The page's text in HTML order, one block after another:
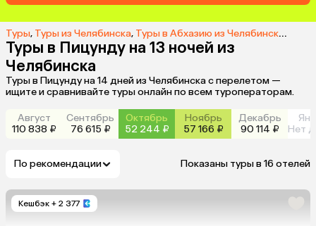
Туры, Туры из Челябинска, Туры в Абхазию из Челябинска ,
Туры в Пицунду на 13 ночей из
Челябинска
Туры в Пицунду на 14 дней из Челябинска с перелетом —
ищите и сравнивайте туры онлайн по всем туроператорам.
Август
110 838 ₽
Сентябрь
76 615 ₽
Октябрь
52 244 ₽
Ноябрь
57 166 ₽
Декабрь
90 114 ₽
Нет
По рекомендации Показаны туры в 16 отелей
Кешбэк + 2 377